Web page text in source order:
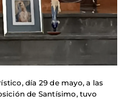
día 29 de mayo, a las
de Santísimo, tuvo